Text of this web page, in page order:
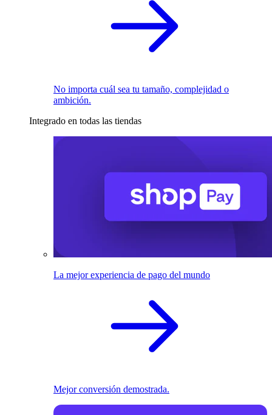
No importa cuál sea tu tamaño, complejidad o
ambición.
Integrado en todas las tiendas
La mejor experiencia de pago del mundo
Mejor conversión demostrada.